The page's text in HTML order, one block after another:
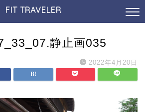
FIT TRAVELER
静止画035
2022年4月20日